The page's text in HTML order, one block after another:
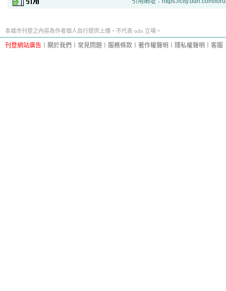
本城市刊登之內容為作者個人自行提供上傳，不代表 udn 立場。
刊登網站廣告 關於我們 常見問題 服務條款 著作權聲明 隱私權聲明 客服